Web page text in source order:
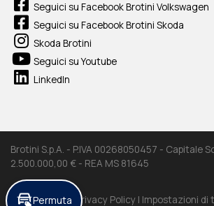
Seguici su Facebook Brotini Volkswagen
Seguici su Facebook Brotini Skoda
Skoda Brotini
Seguici su Youtube
LinkedIn
Brotini S.p.A. - P.IVA 00268050457 - Capitale
2.500.000,00 € - REA MS 81645
Cookie Policy | Privacy Policy | Impostazioni di
Permuta